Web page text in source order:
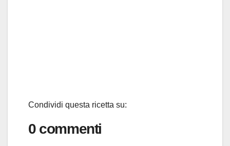
Condividi questa ricetta su:
0 commenti